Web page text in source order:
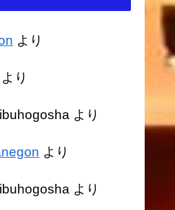
より
より
より
より
より